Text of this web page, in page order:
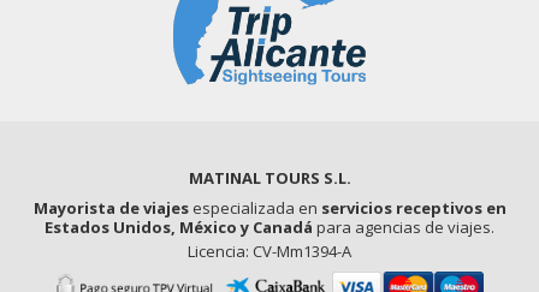
MATINAL TOURS S.L.
Mayorista de viajesespecializada en servicios receptivos en
Estados Unidos, México y Canadá para agencias de viajes.
Licencia: CV-Mm1394-A